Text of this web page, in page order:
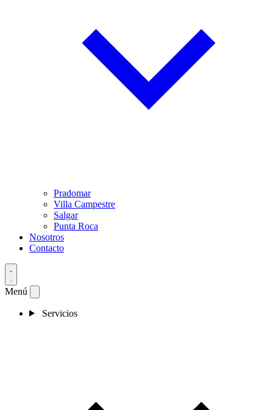
Pradomar
Villa Campestre
Salgar
Punta Roca
Nosotros
Contacto
Menú
Servicios